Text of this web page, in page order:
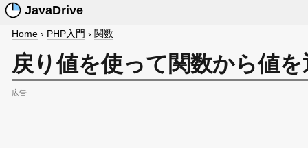
JavaDrive
Home › PHP入門 › 関数
戻り値を使って関数から値
広告